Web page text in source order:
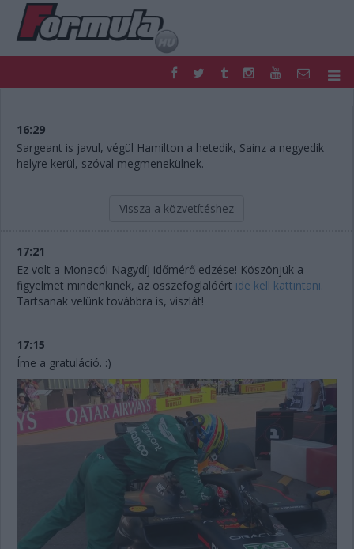
FORMULA
NEMZETKÖZI
HAZAI
RETRO
EGYÉB
TIPPJÁTÉK
16:29
Sargeant is javul, végül Hamilton a hetedik, Sainz a negyedik
helyre kerül, szóval megmenekülnek.
Vissza a közvetítéshez
17:21
Ez volt a Monacói Nagydíj időmérő edzése! Köszönjük a
figyelmet mindenkinek, az összefoglalóért ide kell kattintani.
Tartsanak velünk továbbra is, viszlát!
17:15
Íme a gratuláció. :)